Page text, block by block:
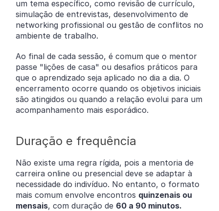
um tema específico, como revisão de currículo,
simulação de entrevistas, desenvolvimento de
networking profissional ou gestão de conflitos no
ambiente de trabalho.
Ao final de cada sessão, é comum que o mentor
passe "lições de casa" ou desafios práticos para
que o aprendizado seja aplicado no dia a dia. O
encerramento ocorre quando os objetivos iniciais
são atingidos ou quando a relação evolui para um
acompanhamento mais esporádico.
Duração e frequência
Não existe uma regra rígida, pois a mentoria de
carreira online ou presencial deve se adaptar à
necessidade do indivíduo. No entanto, o formato
mais comum envolve encontros quinzenais ou
mensais, com duração de 60 a 90 minutos.